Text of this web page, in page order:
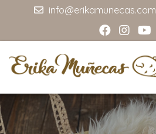
info@erikamunecas.com